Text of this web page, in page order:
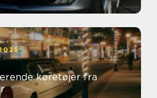
køretøjer fra